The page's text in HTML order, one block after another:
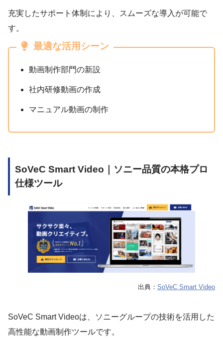
充実したサポート体制により、スムーズな導入が可能で
す。
最適な活用シーン
動画制作部門の新設
社内研修動画の作成
マニュアル動画の制作
SoVeC Smart Video｜ソニー品質の本格プロ
仕様ツール
出典： SoVeC Smart Video
SoVeC Smart Videoは、ソニーグループの技術を活用した
高性能な動画制作ツールです。